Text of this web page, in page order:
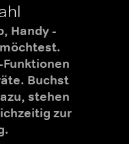
Handy -
Buchst
stehen
zur